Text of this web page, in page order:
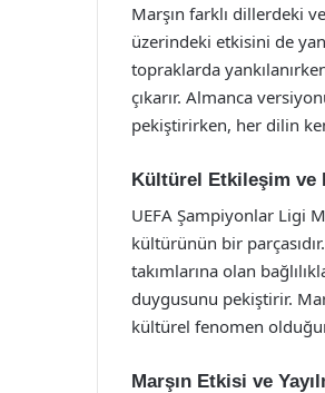
Marşın farklı dillerdeki
üzerindeki etkisini de
topraklarda
çıkarır. Almanca
pekiştirirken, her dilin
Kültürel Etkileşim ve
UEFA Şampiyonlar Ligi
kültürünün bir
takımlarına olan
duygusunu pekiştirir.
kültürel fenomen
Marşın Etkisi ve